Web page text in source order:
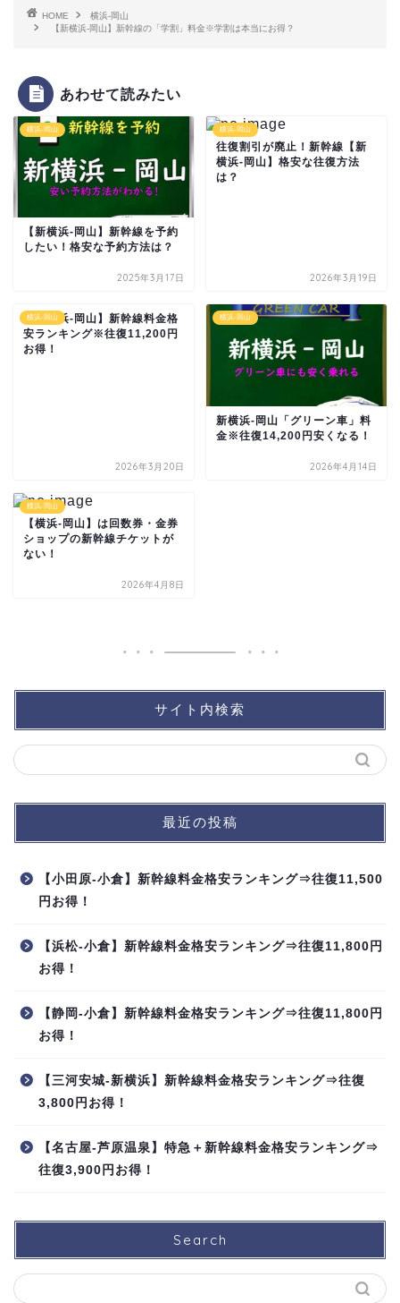
HOME
横浜-岡山
【新横浜-岡山】新幹線の「学割」料金※学割は本当にお得？
あわせて読みたい
横浜-岡山
【新横浜-岡山】新幹線を予約
したい！格安な予約方法は？
2025年3月17日
横浜-岡山
往復割引が廃止！新幹線【新
横浜-岡山】格安な往復方法
は？
2026年3月19日
横浜-岡山
【新横浜-岡山】新幹線料金格
安ランキング※往復11,200円
お得！
2026年3月20日
横浜-岡山
新横浜-岡山「グリーン車」料
金※往復14,200円安くなる！
2026年4月14日
横浜-岡山
【横浜-岡山】は回数券・金券
ショップの新幹線チケットが
ない！
2026年4月8日
サイト内検索
最近の投稿
【小田原-小倉】新幹線料金格安ランキング⇒往復11,500
円お得！
【浜松-小倉】新幹線料金格安ランキング⇒往復11,800円
お得！
【静岡-小倉】新幹線料金格安ランキング⇒往復11,800円
お得！
【三河安城-新横浜】新幹線料金格安ランキング⇒往復
3,800円お得！
【名古屋-芦原温泉】特急＋新幹線料金格安ランキング⇒
往復3,900円お得！
Search